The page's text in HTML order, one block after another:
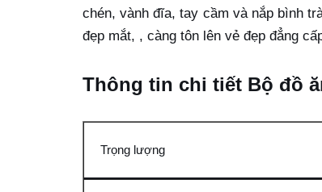
chén, vành đĩa, tay cầm và nắp bình
đẹp mắt, , càng tôn lên vẻ đẹp đẳng
Thông tin chi tiết Bộ đồ
Trọng lượng